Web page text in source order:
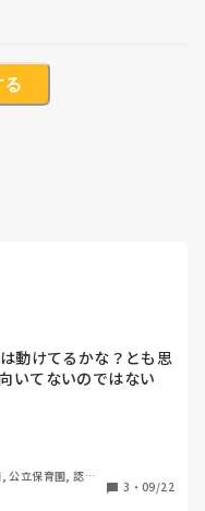
る
動けてるかな？とも思
いてないのではない
かも。と思い悩む日が
く度向いてないなと
ると
公立保育園, 認可
3 ・ 09/22